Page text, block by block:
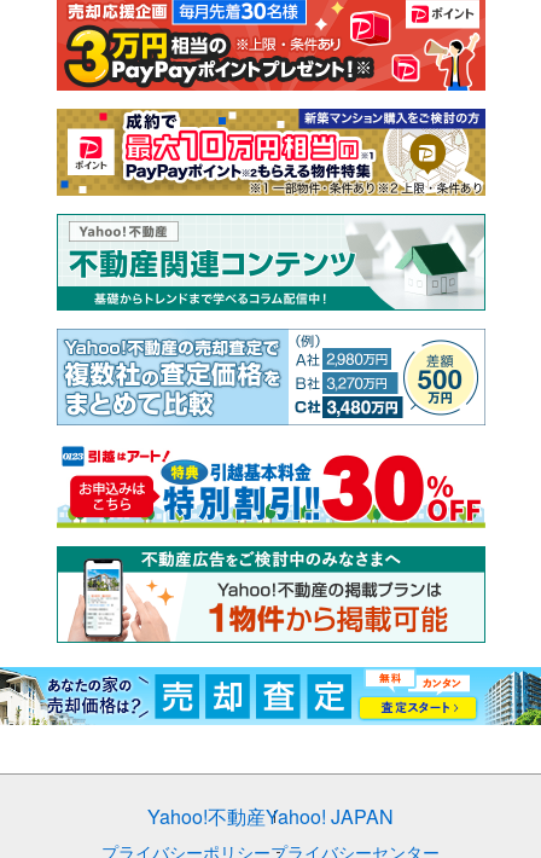
注文住宅 土地
売却査定
Yahoo!不動産Yahoo! JAPAN
プライバシーポリシープライバシーセンター